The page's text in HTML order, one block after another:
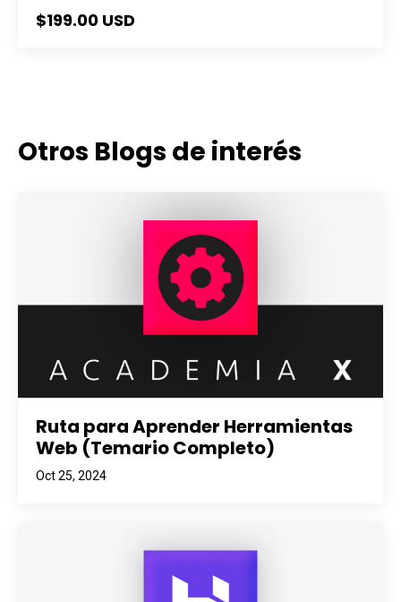
$199.00 USD
Otros Blogs de interés
Ruta para Aprender Herramientas
Web (Temario Completo)
Oct 25, 2024